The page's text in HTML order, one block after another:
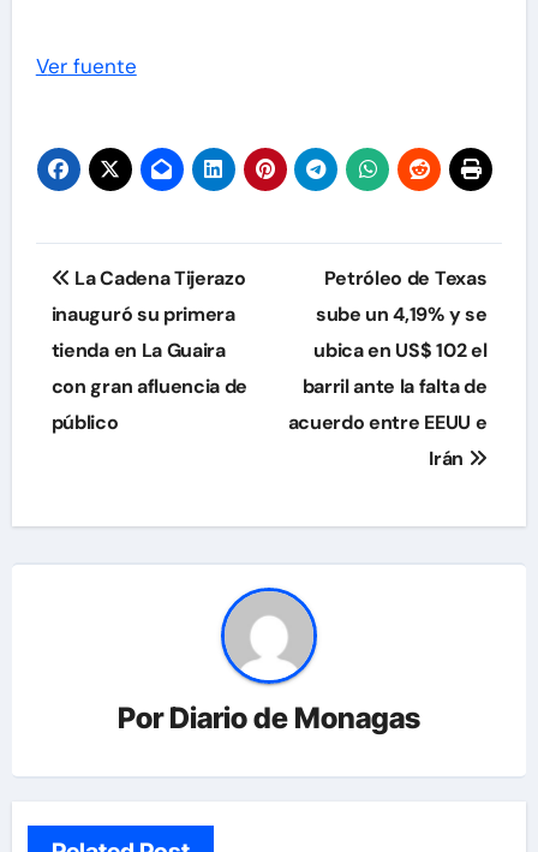
Ver fuente
Navegación
de
entradas
La Cadena Tijerazo
inauguró su primera
tienda en La Guaira
con gran afluencia de
público
Petróleo de Texas
sube un 4,19% y se
ubica en US$ 102 el
barril ante la falta de
acuerdo entre EEUU e
Irán
PorDiario de Monagas